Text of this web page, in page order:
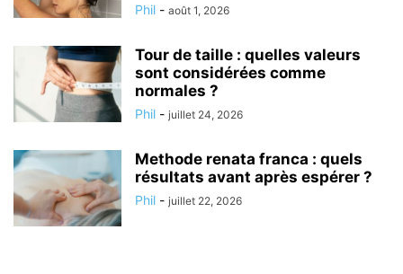
Phil - août 1, 2026
Tour de taille : quelles valeurs
sont considérées comme
normales ?
Phil - juillet 24, 2026
Methode renata franca : quels
résultats avant après espérer ?
Phil - juillet 22, 2026